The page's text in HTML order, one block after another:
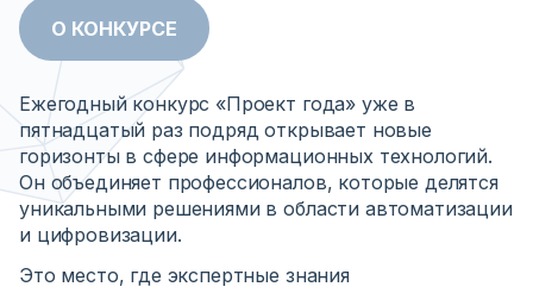
О КОНКУРСЕ
Ежегодный конкурс «Проект года» уже в
пятнадцатый раз подряд открывает новые
горизонты в сфере информационных технологий.
Он объединяет профессионалов, которые делятся
уникальными решениями в области автоматизации
и цифровизации.
Это место, где экспертные знания